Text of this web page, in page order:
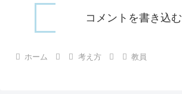
コメントを書き込む
ホーム 考え方 教員